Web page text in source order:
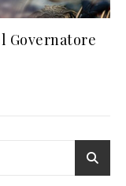
Governatore